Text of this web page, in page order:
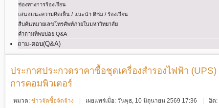
ช่องทางการร้องเรียน
เสนอแนะความคิดเห็น / แนะนำ ติชม / ร้องเรียน
สืบค้นหมายเลขโทรศัพท์ภายในมหาวิทยาลัย
คำถามที่พบบ่อย Q&A
ถาม-ตอบ(Q&A)
ประกาศประกวดราคาซื้อชุดเครื่องสํารองไฟฟ้า
การคอมพิวเตอร์
หมวด: ข่าวจัดซื้อจัดจ้าง เผยแพร่เมื่อ: วันพุธ, 10 มิถุนายน 2569 17:36 ฮิต: